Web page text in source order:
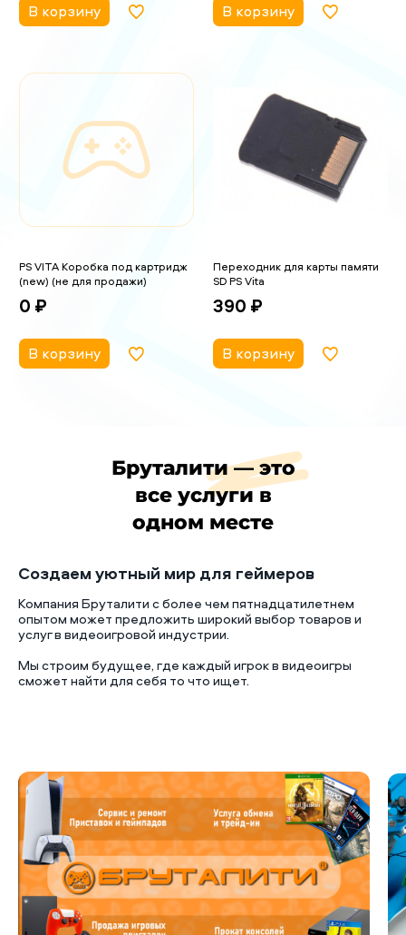
В корзину В корзину
PS VITA Коробка под картридж
(new) (не для продажи)
0 ₽
В корзину
Переходник для карты памяти
SD PS Vita
390 ₽
В корзину
Бруталити — это
все услуги в
одном месте
Создаем уютный мир для геймеров
Компания Бруталити с более чем пятнадцатилетнем
опытом может предложить широкий выбор товаров и
услуг в видеоигровой индустрии.
Мы строим будущее, где каждый игрок в видеоигры
сможет найти для себя то что ищет.